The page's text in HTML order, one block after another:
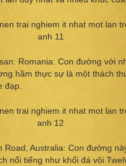
Romania: Con đường với
hầm thực sự là một thách
đạp.
Australia: Con đường
nổi tiếng như khối đá vôi